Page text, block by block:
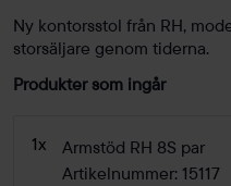
Ny kontorsstol från RH,
storsäljare genom tiderna.
Produkter som ingår
1x
Armstöd RH 8S par
Artikelnummer: 15117